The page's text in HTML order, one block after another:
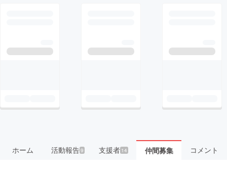
ホーム 活動報告9 支援者 14 仲間募集 コメント